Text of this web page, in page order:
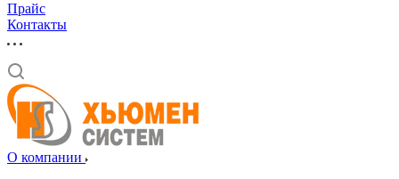
Прайс
Контакты
О компании